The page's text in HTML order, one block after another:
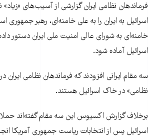
فرماندهان نظامی ایران گزارشی از آسیب‌های
اسرائیل به ایران را به علی خامنه‌ای، رهبر جمهوری
خامنه‌ای به شورای عالی امنیت ملی ایران دستور
اسرائیل آماده شود.
سه مقام ایرانی افزودند که فرماندهان نظامی
نظامی» در خاک اسرائیل هستند.
برخلاف گزارش اکسیوس این سه مقام گفته‌اند
اسرائیل پس از انتخابات ریاست جمهوری آمریکا